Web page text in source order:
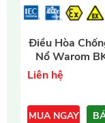
- BTU: 24K/40K
- S2phòng: 27~80m
- IP66, EN; IEC
- Chứng chỉ: IECEx;
- Xuất xứ: Warom/
Điều Hòa
Nổ Warom
Liên hệ
MUA NGAY